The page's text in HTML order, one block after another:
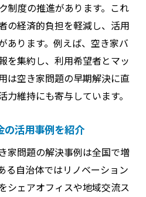
制度の推進があります。これ
の経済的負担を軽減し、活用
あります。例えば、空き家バ
を集約し、利用希望者とマッ
は空き家問題の早期解決に直
維持にも寄与しています。
の活用事例を紹介
家問題の解決事例は全国で増
る自治体ではリノベーション
シェアオフィスや地域交流ス